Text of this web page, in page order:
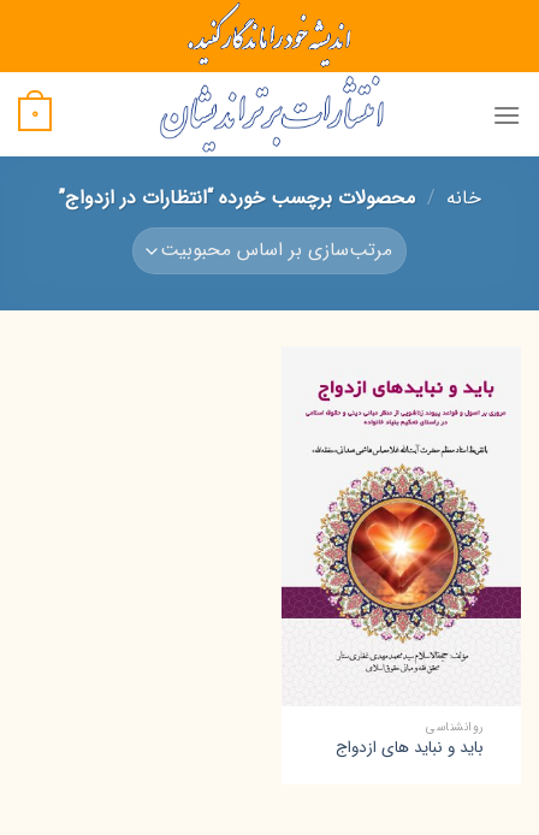
content
0
خانه / محصولات برچسب خورده “انتظارات در ازدواج”
روانشناسی
باید و نباید های ازدواج